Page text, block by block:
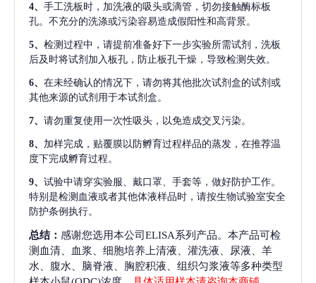
4、 手工洗板时，加洗液的吸头或滴管，切勿接触酶标板
孔。不充分的洗涤或污染容易造成假阳性和高背景。
5、 检测过程中，请提前准备好下一步实验所需试剂，洗板
后及时将试剂加入板孔，防止板孔干燥，导致检测失效。
6、 在未经确认的情况下，请勿将其他批次试剂盒的试剂或
其他来源的试剂用于本试剂盒。
7、 请勿重复使用一次性吸头，以免造成交叉污染。
8、 加样完成，贴覆膜以防孵育过程样品的蒸发，在推荐温
度下完成孵育过程。
9、 试验中请穿实验服、戴口罩、手套等，做好防护工作。
特别是检测血液或者其他体液样品时，请按生物试验室安全
防护条例执行。
总结： 感谢您选用本公司ELISA系列产品。本产品可检
测血清、血浆、细胞培养上清液、灌洗液、尿液、羊
水、腹水、脑脊液、胸腔积液、组织匀浆液等多种类型